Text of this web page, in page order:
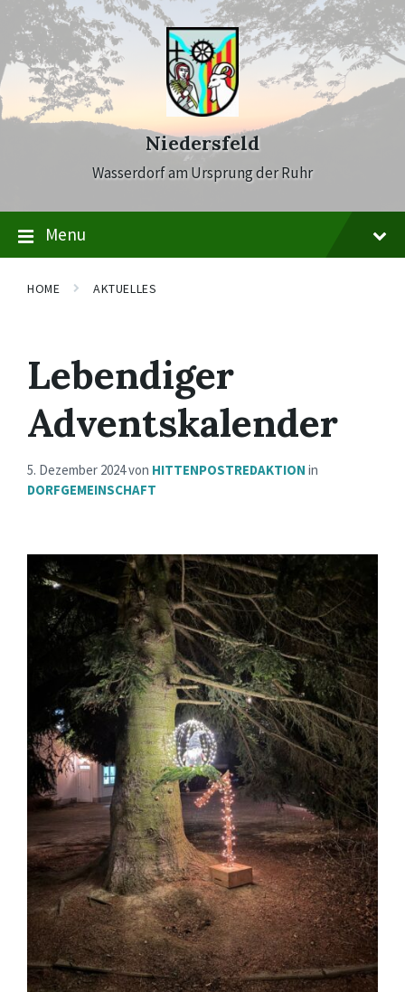
Skip
content
Skip
main
navigation
Skip
footer
Niedersfeld
Wasserdorf am Ursprung der Ruhr
Menu
HOME AKTUELLES
Lebendiger
Adventskalender
5. Dezember 2024von HITTENPOSTREDAKTION in
DORFGEMEINSCHAFT